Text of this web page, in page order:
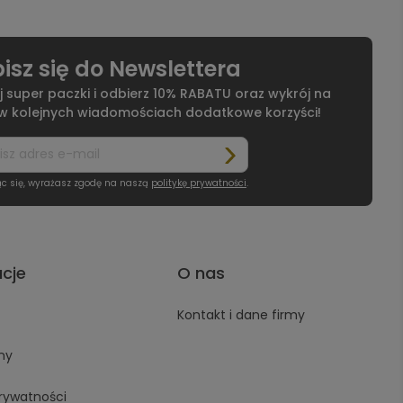
się do Newslettera
paczki i odbierz 10% RABATU oraz wykrój na
kolejnych wiadomościach dodatkowe korzyści!
się, wyrażasz zgodę na naszą politykę prywatności.
O nas
Kontakt i dane firmy